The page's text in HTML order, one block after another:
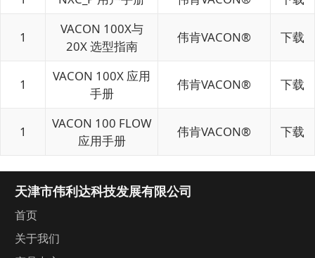
1
VACON 100X与
20X 选型指南
伟肯VACON® 下载
1
VACON 100X 应用
手册
伟肯VACON® 下载
1
VACON 100 FLOW
应用手册
伟肯VACON® 下载
天津市伟利达科技发展有限公司
首页
关于我们